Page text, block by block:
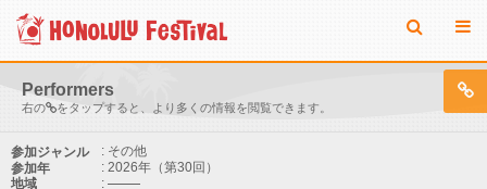
Performers
右の をタップすると、より多くの情報を閲覧できます。
参加ジャンル
: その他
参加年
: 2026年（第30回）
地域
: